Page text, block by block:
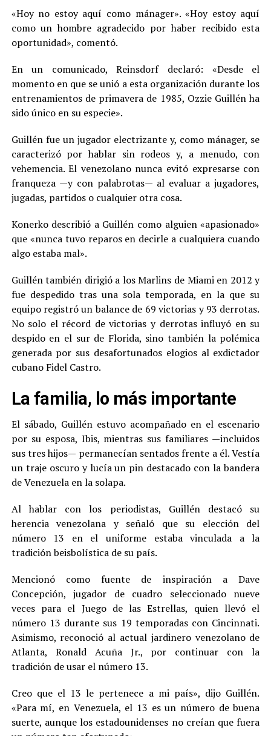
«Hoy no estoy aquí como mánager». «Hoy estoy aquí
como un hombre agradecido por haber recibido esta
oportunidad», comentó.
En un comunicado, Reinsdorf declaró: «Desde el
momento en que se unió a esta organización durante los
entrenamientos de primavera de 1985, Ozzie Guillén ha
sido único en su especie».
Guillén fue un jugador electrizante y, como mánager, se
caracterizó por hablar sin rodeos y, a menudo, con
vehemencia. El venezolano nunca evitó expresarse con
franqueza —y con palabrotas— al evaluar a jugadores,
jugadas, partidos o cualquier otra cosa.
Konerko describió a Guillén como alguien «apasionado»
que «nunca tuvo reparos en decirle a cualquiera cuando
algo estaba mal».
Guillén también dirigió a los Marlins de Miami en 2012 y
fue despedido tras una sola temporada, en la que su
equipo registró un balance de 69 victorias y 93 derrotas.
No solo el récord de victorias y derrotas influyó en su
despido en el sur de Florida, sino también la polémica
generada por sus desafortunados elogios al exdictador
cubano Fidel Castro.
La familia, lo más importante
El sábado, Guillén estuvo acompañado en el escenario
por su esposa, Ibis, mientras sus familiares —incluidos
sus tres hijos— permanecían sentados frente a él. Vestía
un traje oscuro y lucía un pin destacado con la bandera
de Venezuela en la solapa.
Al hablar con los periodistas, Guillén destacó su
herencia venezolana y señaló que su elección del
número 13 en el uniforme estaba vinculada a la
tradición beisbolística de su país.
Mencionó como fuente de inspiración a Dave
Concepción, jugador de cuadro seleccionado nueve
veces para el Juego de las Estrellas, quien llevó el
número 13 durante sus 19 temporadas con Cincinnati.
Asimismo, reconoció al actual jardinero venezolano de
Atlanta, Ronald Acuña Jr., por continuar con la
tradición de usar el número 13.
Creo que el 13 le pertenece a mi país», dijo Guillén.
«Para mí, en Venezuela, el 13 es un número de buena
suerte, aunque los estadounidenses no creían que fuera